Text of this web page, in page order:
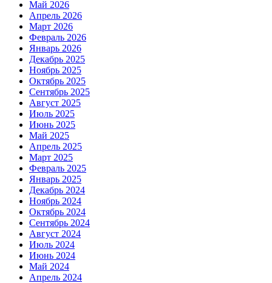
Май 2026
Апрель 2026
Март 2026
Февраль 2026
Январь 2026
Декабрь 2025
Ноябрь 2025
Октябрь 2025
Сентябрь 2025
Август 2025
Июль 2025
Июнь 2025
Май 2025
Апрель 2025
Март 2025
Февраль 2025
Январь 2025
Декабрь 2024
Ноябрь 2024
Октябрь 2024
Сентябрь 2024
Август 2024
Июль 2024
Июнь 2024
Май 2024
Апрель 2024